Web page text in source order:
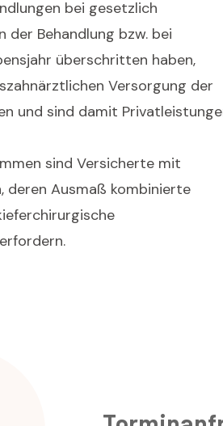
bei gesetzlich
der Behandlung bzw. bei
überschritten haben,
Versorgung der
und sind damit
sind Versicherte mit
deren Ausmaß kombinierte